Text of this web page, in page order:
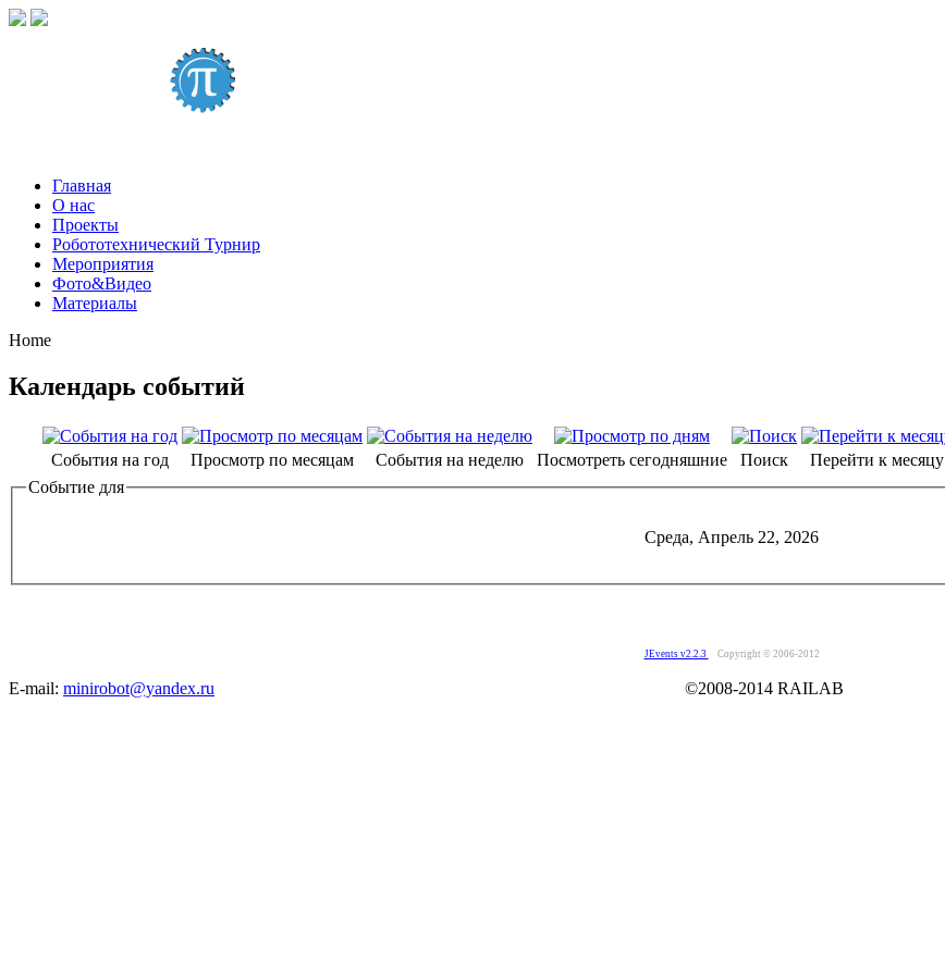
Главная
О нас
Проекты
Робототехнический Турнир
Мероприятия
Фото&Видео
Материалы
Home
Календарь событий
События на год Просмотр по месяцам События на неделю Посмотреть сегодняшние Поиск
Перейти к месяцу
Событие для
Среда, Апрель 22, 2026
JEvents v2.2.3 Copyright © 2006-2012
E-mail: minirobot@yandex.ru ©2008-2014 RAILAB